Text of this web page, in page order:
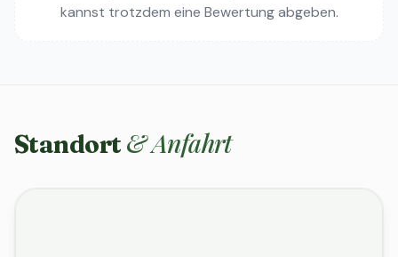
kannst trotzdem eine Bewertung abgeben.
Standort & Anfahrt